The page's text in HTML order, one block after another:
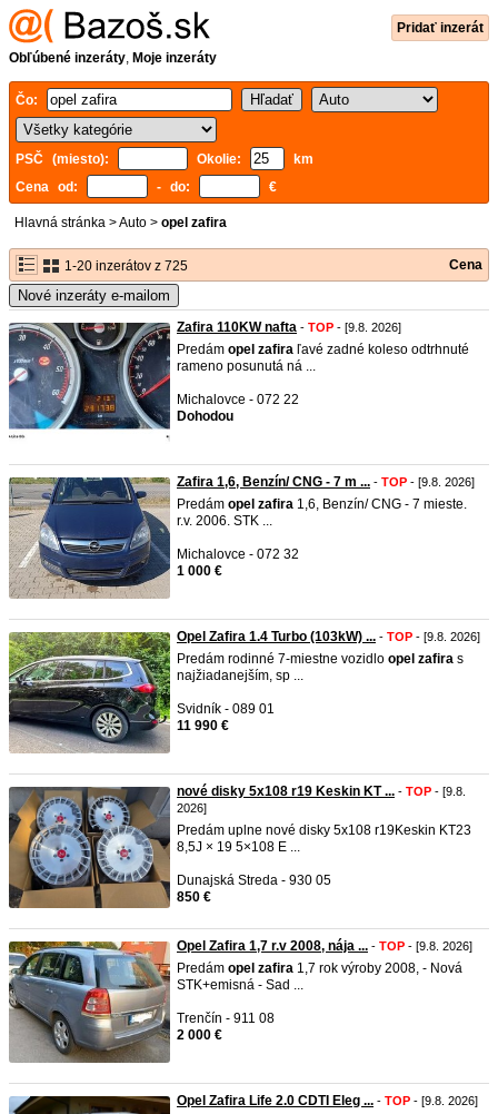
Pridať inzerát
Obľúbené inzeráty, Moje inzeráty
Čo:
PSČ (miesto): Okolie:
km
Cena od:
- do: €
Hlavná stránka >Auto > opel zafira
1-20 inzerátov z 725 Cena
Nové inzeráty e-mailom
Zafira 110KW nafta - TOP - [9.8. 2026]
Predám opel zafira ľavé zadné koleso odtrhnuté
rameno posunutá ná ...
Michalovce - 072 22
Dohodou
Zafira 1,6, Benzín/ CNG - 7 m ... - TOP - [9.8. 2026]
Predám opel zafira 1,6, Benzín/ CNG - 7 mieste.
r.v. 2006. STK ...
Michalovce - 072 32
1 000 €
Opel Zafira 1.4 Turbo (103kW) ... - TOP - [9.8. 2026]
Predám rodinné 7-miestne vozidlo opel zafira s
najžiadanejším, sp ...
Svidník - 089 01
11 990 €
nové disky 5x108 r19 Keskin KT ... - TOP - [9.8.
2026]
Predám uplne nové disky 5x108 r19Keskin KT23
8,5J × 19 5×108 E ...
Dunajská Streda - 930 05
850 €
Opel Zafira 1,7 r.v 2008, nája ... - TOP - [9.8. 2026]
Predám opel zafira 1,7 rok výroby 2008, - Nová
STK+emisná - Sad ...
Trenčín - 911 08
2 000 €
Opel Zafira Life 2.0 CDTI Eleg ... - TOP - [9.8. 2026]